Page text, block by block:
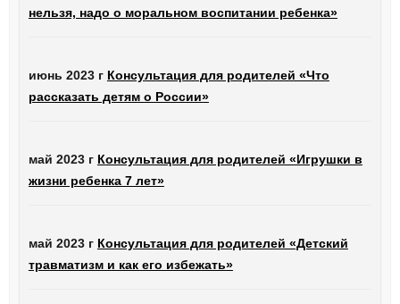
нельзя, надо о моральном воспитании ребенка»
июнь 2023 г Консультация для родителей «Что
рассказать детям о России»
май 2023 г Консультация для родителей «Игрушки в
жизни ребенка 7 лет»
май 2023 г Консультация для родителей «Детский
травматизм и как его избежать»